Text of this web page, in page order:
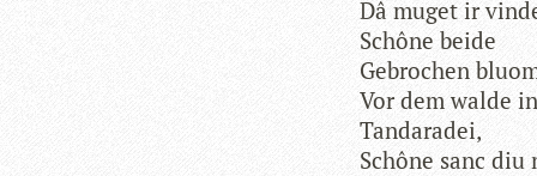
Dâ muget ir
Schône beide
Gebro­chen
Vor dem walde
Tandaradei,
Schône sanc diu